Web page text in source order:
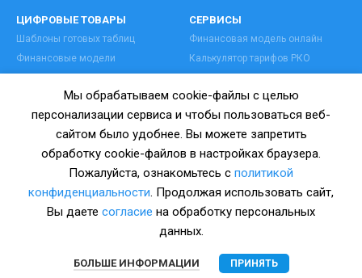
ЦИФРОВЫЕ ТОВАРЫ
Шаблоны готовых таблиц
Финансовые модели
Базы данных поставщиков
СЕРВИСЫ
Финансовая модель онлайн
Калькулятор тарифов РКО
Регистрация бизнеса
ПОКУПАТЕЛЯМ
Бонусы клиентам
О нас
ПРАВОВАЯ ИНФОРМАЦИЯ
Публичная оферта
Пользовательское соглашение
Политика конфиденциальности
Согласие на обработку ПДН
Согласие на рассылку
© 2026 ДАТАПАБ - умные таблицы. Все права защищены
Мы обрабатываем cookie-файлы с целью
персонализации сервиса и чтобы пользоваться веб-
сайтом было удобнее. Вы можете запретить
обработку cookie-файлов в настройках браузера.
Пожалуйста, ознакомьтесь с политикой
конфиденциальности. Продолжая использовать сайт,
Вы даете согласие на обработку персональных
данных.
БОЛЬШЕ ИНФОРМАЦИИ ПРИНЯТЬ